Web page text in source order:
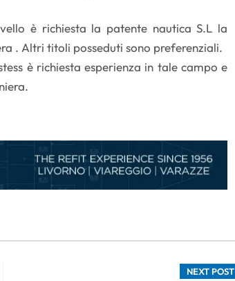
è richiesta la patente nautica S.L la
. Altri titoli posseduti sono preferenziali.
è richiesta esperienza in tale campo e
NEXT POST